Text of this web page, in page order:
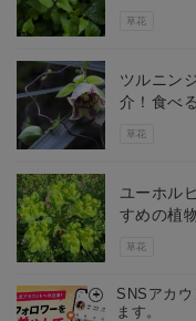
草花
草花
ツルニン
介！食べ
草花
ユーホル
すめの植
SNSアカ
ます。